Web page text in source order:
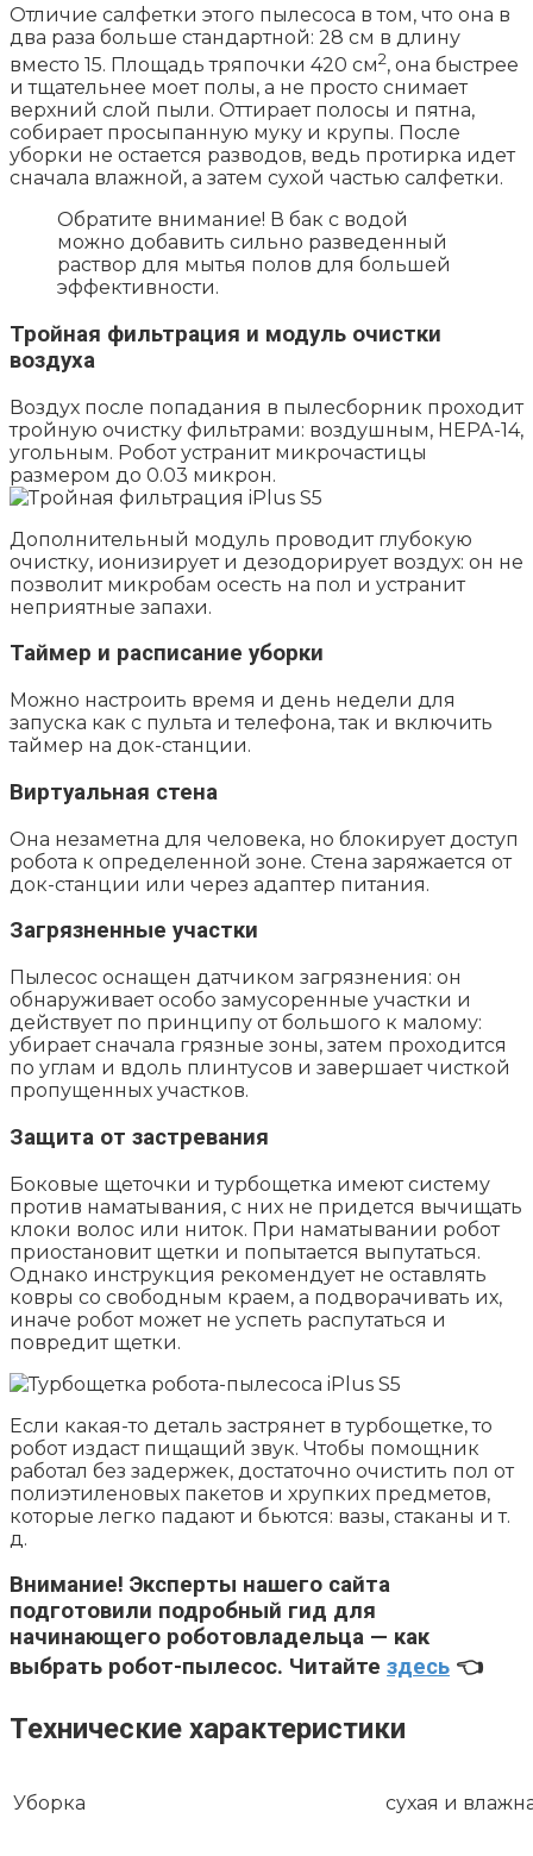
Отличие салфетки этого пылесоса в том, что она в
два раза больше стандартной: 28 см в длину
вместо 15. Площадь тряпочки 420 см2, она быстрее
и тщательнее моет полы, а не просто снимает
верхний слой пыли. Оттирает полосы и пятна,
собирает просыпанную муку и крупы. После
уборки не остается разводов, ведь протирка идет
сначала влажной, а затем сухой частью салфетки.
Обратите внимание! В бак с водой
можно добавить сильно разведенный
раствор для мытья полов для большей
эффективности.
Тройная фильтрация и модуль очистки
воздуха
Воздух после попадания в пылесборник проходит
тройную очистку фильтрами: воздушным, НЕРА-14,
угольным. Робот устранит микрочастицы
размером до 0.03 микрон.
Дополнительный модуль проводит глубокую
очистку, ионизирует и дезодорирует воздух: он не
позволит микробам осесть на пол и устранит
неприятные запахи.
Таймер и расписание уборки
Можно настроить время и день недели для
запуска как с пульта и телефона, так и включить
таймер на док-станции.
Виртуальная стена
Она незаметна для человека, но блокирует доступ
робота к определенной зоне. Стена заряжается от
док-станции или через адаптер питания.
Загрязненные участки
Пылесос оснащен датчиком загрязнения: он
обнаруживает особо замусоренные участки и
действует по принципу от большого к малому:
убирает сначала грязные зоны, затем проходится
по углам и вдоль плинтусов и завершает чисткой
пропущенных участков.
Защита от застревания
Боковые щеточки и турбощетка имеют систему
против наматывания, с них не придется вычищать
клоки волос или ниток. При наматывании робот
приостановит щетки и попытается выпутаться.
Однако инструкция рекомендует не оставлять
ковры со свободным краем, а подворачивать их,
иначе робот может не успеть распутаться и
повредит щетки.
Если какая-то деталь застрянет в турбощетке, то
робот издаст пищащий звук. Чтобы помощник
работал без задержек, достаточно очистить пол от
полиэтиленовых пакетов и хрупких предметов,
которые легко падают и бьются: вазы, стаканы и т.
д.
Внимание! Эксперты нашего сайта
подготовили подробный гид для
начинающего роботовладельца — как
выбрать робот-пылесос. Читайте здесь 👈
Технические характеристики
Уборка сухая и